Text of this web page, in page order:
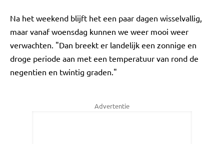
Na het weekend blijft het een paar dagen wisselvallig,
maar vanaf woensdag kunnen we weer mooi weer
verwachten. "Dan breekt er landelijk een zonnige en
droge periode aan met een temperatuur van rond de
negentien en twintig graden."
Advertentie